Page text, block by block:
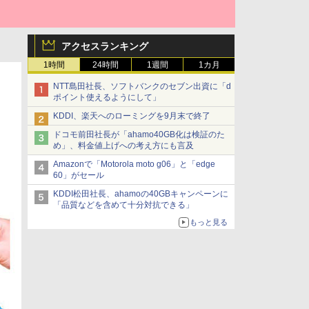
アクセスランキング
1時間 24時間 1週間 1カ月
NTT島田社長、ソフトバンクのセブン出資に「d
ポイント使えるようにして」
KDDI、楽天へのローミングを9月末で終了
ドコモ前田社長が「ahamo40GB化は検証のた
め」、料金値上げへの考え方にも言及
Amazonで「Motorola moto g06」と「edge
60」がセール
KDDI松田社長、ahamoの40GBキャンペーンに
「品質などを含めて十分対抗できる」
もっと見る